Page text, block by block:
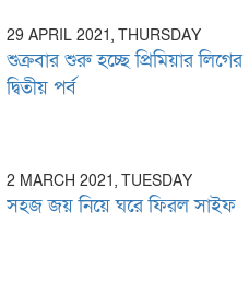
29 APRIL 2021, THURSDAY
শুক্রবার শুরু হচ্ছে প্রিমিয়ার লিগের
দ্বিতীয় পর্ব
2 MARCH 2021, TUESDAY
সহজ জয় নিয়ে ঘরে ফিরল সাইফ